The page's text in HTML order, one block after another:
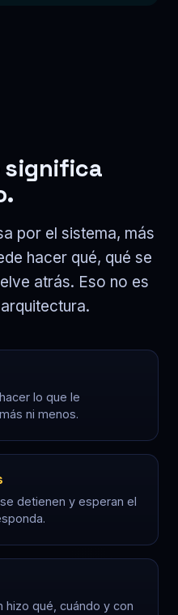
significa
por el sistema, más
hacer qué, qué se
atrás. Eso no es
lo que le
ni menos.
detienen y esperan el
hizo qué, cuándo y con